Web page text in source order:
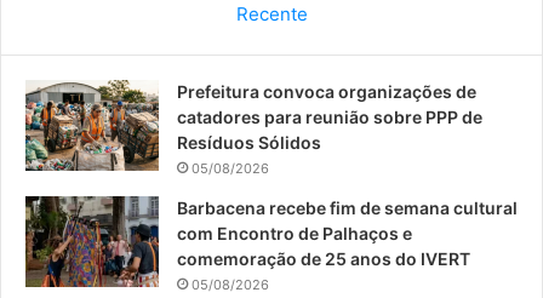
b
o
k
u
b
a
a
Recente
Prefeitura convoca organizações de
catadores para reunião sobre PPP de
Resíduos Sólidos
05/08/2026
Barbacena recebe fim de semana cultural
com Encontro de Palhaços e
comemoração de 25 anos do IVERT
05/08/2026